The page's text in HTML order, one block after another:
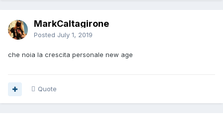
MarkCaltagirone
Posted July 1, 2019
che noia la crescita personale new age
Quote